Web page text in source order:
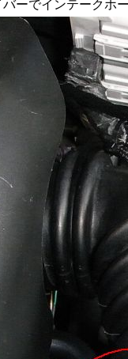
ーでインテークホ